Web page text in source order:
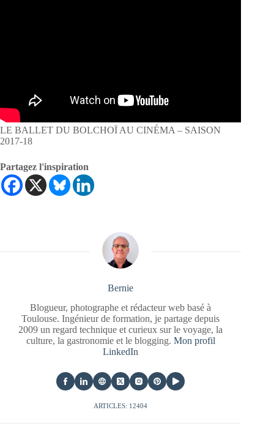
LE BALLET DU BOLCHOÏ AU CINÉMA – SAISON
2017-18
Partagez l'inspiration
Bernie
Blogueur, photographe et rédacteur web basé à
Toulouse. Ingénieur de formation, je partage depuis
2009 un regard technique et curieux sur le voyage, la
culture, la gastronomie et le blogging. Mon profil
LinkedIn
ARTICLES: 12404